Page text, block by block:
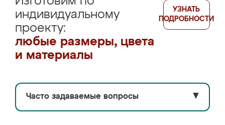
индивидуальному
проекту:
любые размеры, цвета
и материалы
УЗНАТЬ
ПОДРОБНОСТИ
Часто задаваемые вопросы ▼